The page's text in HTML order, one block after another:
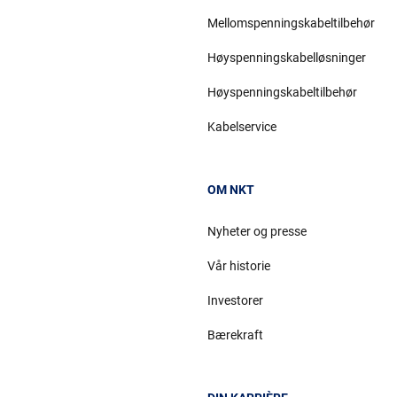
Mellomspenningskabeltilbehør
Høyspenningskabelløsninger
Høyspenningskabeltilbehør
Kabelservice
OM NKT
Nyheter og presse
Vår historie
Investorer
Bærekraft